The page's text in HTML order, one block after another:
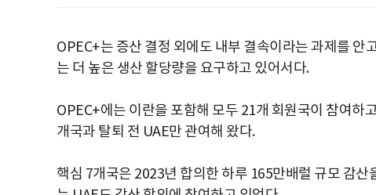
OPEC+는 증산 결정 외에도 내부 결속이라는 과제를 안
는 더 높은 생산 할당량을 요구하고 있어서다.
OPEC+에는 이란을 포함해 모두 21개 회원국이 참여하
개국과 탈퇴 전 UAE만 관여해 왔다.
핵심 7개국은 2023년 합의한 하루 165만배럴 규모 감산